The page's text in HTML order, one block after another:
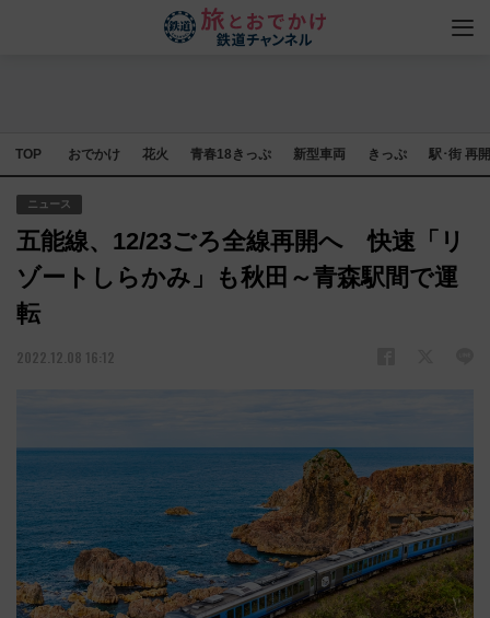
TOP おでかけ 花火 青春18きっぷ 新型車両 きっぷ 駅･街 再
ニュース
五能線、12/23ごろ全線再開へ 快速「リ
ゾートしらかみ」も秋田～青森駅間で運
転
2022.12.08 16:12